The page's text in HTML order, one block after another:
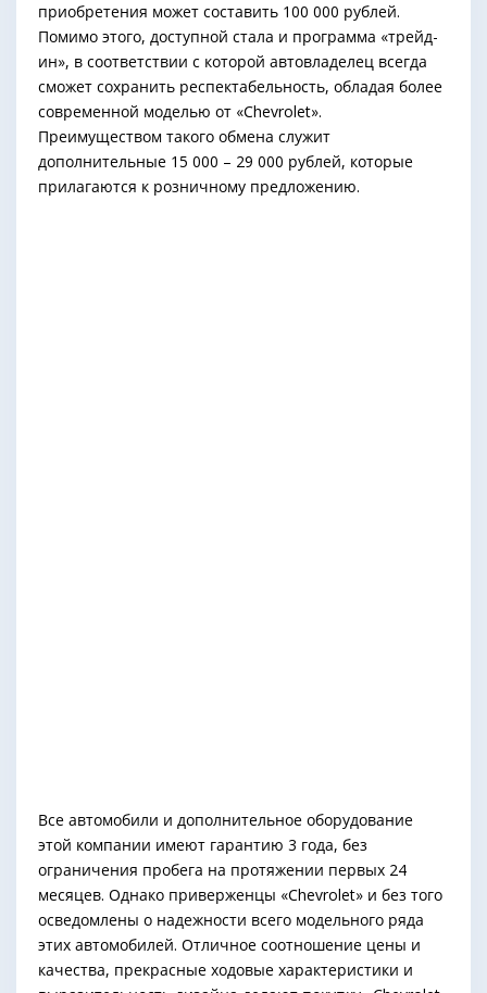
приобретения может составить 100 000 рублей.
Помимо этого, доступной стала и программа «трейд-
ин», в соответствии с которой автовладелец всегда
сможет сохранить респектабельность, обладая более
современной моделью от «Сhevrolet».
Преимуществом такого обмена служит
дополнительные 15 000 – 29 000 рублей, которые
прилагаются к розничному предложению.
Все автомобили и дополнительное оборудование
этой компании имеют гарантию 3 года, без
ограничения пробега на протяжении первых 24
месяцев. Однако приверженцы «Сhevrolet» и без того
осведомлены о надежности всего модельного ряда
этих автомобилей. Отличное соотношение цены и
качества, прекрасные ходовые характеристики и